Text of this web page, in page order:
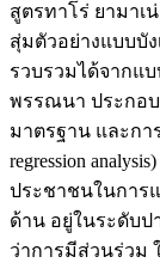
สูตรทาโร่ ยามาเ
สุ่มตัวอย่างแบบบัง
รวบรวมได้จากแ
พรรณนา ประกอบ
มาตรฐาน และกา
regression
ประชาชนในการ
ด้าน อยู่ในระดับป
ว่าการมีส่วนร่วม